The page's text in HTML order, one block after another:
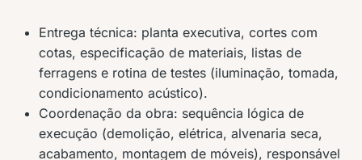
Entrega técnica: planta executiva, cortes com
cotas, especificação de materiais, listas de
ferragens e rotina de testes (iluminação, tomada,
condicionamento acústico).
Coordenação da obra: sequência lógica de
execução (demolição, elétrica, alvenaria seca,
acabamento, montagem de móveis), responsável